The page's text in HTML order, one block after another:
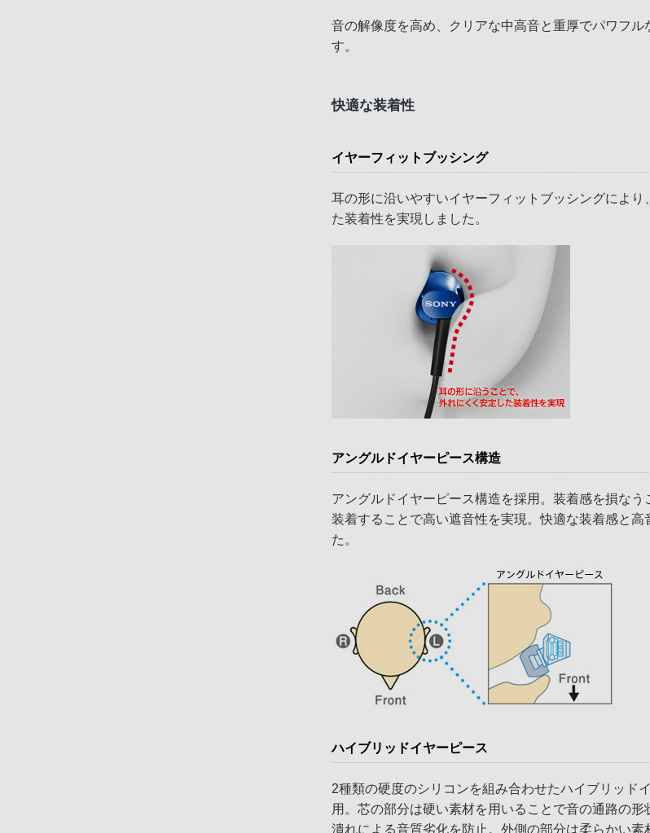
音の解像度を高め、クリアな中高音と重厚でパワフル
す。
快適な装着性
イヤーフィットブッシング
耳の形に沿いやすいイヤーフィットブッシングにより
た装着性を実現しました。
アングルドイヤーピース構造
アングルドイヤーピース構造を採用。装着感を損なう
装着することで高い遮音性を実現。快適な装着感と高
た。
ハイブリッドイヤーピース
2種類の硬度のシリコンを組み合わせたハイブリッド
用。芯の部分は硬い素材を用いることで音の通路の形
潰れによる音質劣化を防止。外側の部分は柔らかい素